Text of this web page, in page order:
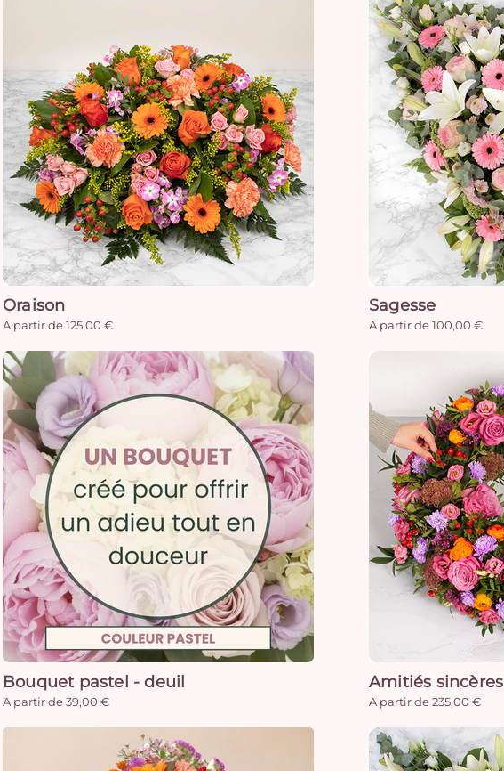
Oraison
A partir de 125,00 €
Sagesse
A partir de 100,00 €
Bouquet pastel - deuil
A partir de 39,00 €
Amitiés sincères
A partir de 235,00 €